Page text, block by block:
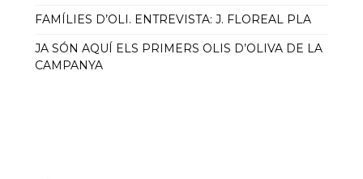
FAMÍLIES D’OLI. ENTREVISTA: J. FLOREAL PLA
JA SÓN AQUÍ ELS PRIMERS OLIS D’OLIVA DE LA
CAMPANYA